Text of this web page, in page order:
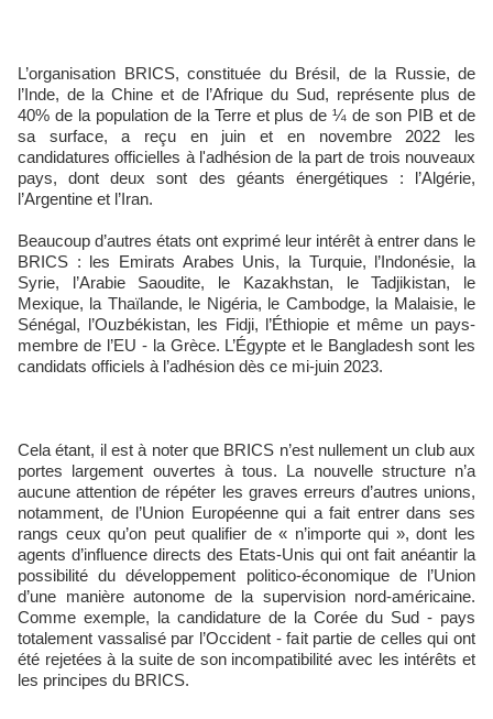
L’organisation BRICS, constituée du Brésil, de la Russie, de
l’Inde, de la Chine et de l’Afrique du Sud, représente plus de
40% de la population de la Terre et plus de ¼ de son PIB et de
sa surface, a reçu en juin et en novembre 2022 les
candidatures officielles à l'adhésion de la part de trois nouveaux
pays, dont deux sont des géants énergétiques : l’Algérie,
l’Argentine et l’Iran.
Beaucoup d’autres états ont exprimé leur intérêt à entrer dans le
BRICS : les Emirats Arabes Unis, la Turquie, l’Indonésie, la
Syrie, l’Arabie Saoudite, le Kazakhstan, le Tadjikistan, le
Mexique, la Thaïlande, le Nigéria, le Cambodge, la Malaisie, le
Sénégal, l’Ouzbékistan, les Fidji, l’Éthiopie et même un pays-
membre de l’EU - la Grèce. L’Égypte et le Bangladesh sont les
candidats officiels à l’adhésion dès ce mi-juin 2023.
Cela étant, il est à noter que BRICS n’est nullement un club aux
portes largement ouvertes à tous. La nouvelle structure n’a
aucune attention de répéter les graves erreurs d’autres unions,
notamment, de l’Union Européenne qui a fait entrer dans ses
rangs ceux qu’on peut qualifier de « n’importe qui », dont les
agents d’influence directs des Etats-Unis qui ont fait anéantir la
possibilité du développement politico-économique de l’Union
d’une manière autonome de la supervision nord-américaine.
Comme exemple, la candidature de la Corée du Sud - pays
totalement vassalisé par l’Occident - fait partie de celles qui ont
été rejetées à la suite de son incompatibilité avec les intérêts et
les principes du BRICS.